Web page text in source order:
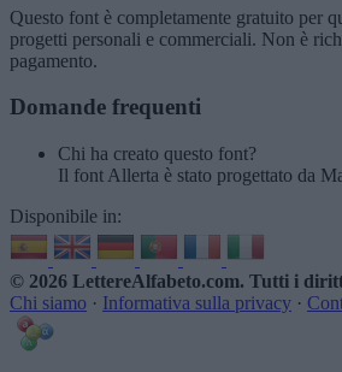
Questo font è completamente gratuito per
progetti personali e commerciali. Non è
pagamento.
Domande frequenti
Chi ha creato questo font?
Il font Allerta è stato progettato da
Disponibile in:
© 2026 LettereAlfabeto.com. Tutti i
Chi siamo · Informativa sulla privacy ·